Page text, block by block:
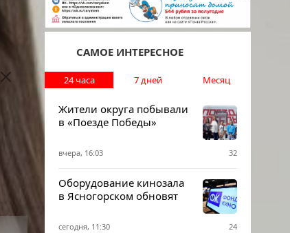
САМОЕ ИНТЕРЕСНОЕ
24 часа 7 дней Месяц
Жители округа побывали
в «Поезде Победы»
вчера, 16:03 32
Оборудование кинозала
в Ясногорском обновят
сегодня, 11:30 24